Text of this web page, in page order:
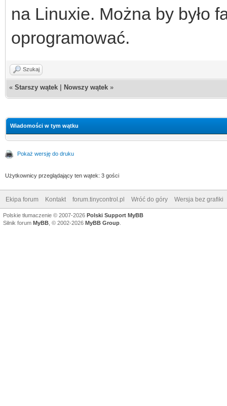
na Linuxie. Można by było
oprogramować.
Szukaj
« Starszy wątek Nowszy wątek »
Wiadomości w tym wątku
Pokaż wersję do druku
Użytkownicy przeglądający ten wątek: 3 gości
Ekipa forum Kontakt forum.tinycontrol.pl Wróć do góry Wersja bez grafiki
Polskie tłumaczenie © 2007-2026 Polski Support MyBB
Silnik forum MyBB , © 2002-2026 MyBB Group